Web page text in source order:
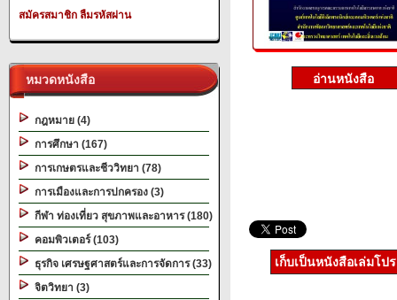
สมัครสมาชิก ลืมรหัสผ่าน
หมวดหนังสือ
กฎหมาย (4)
การศึกษา (167)
การเกษตรและชีววิทยา (78)
การเมืองและการปกครอง (3)
กีฬา ท่องเที่ยว สุขภาพและอาหาร (180)
คอมพิวเตอร์ (103)
ธุรกิจ เศรษฐศาสตร์และการจัดการ (33)
จิตวิทยา (3)
เก็บเป็นหนังสือเล่มโป